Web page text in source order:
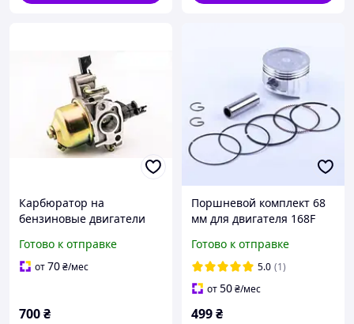
Карбюратор на
бензиновые двигатели
Готово к отправке
от70₴/мес
700₴
Поршневой комплект 68
мм для двигателя 168F
Готово к отправке
5.0 (1)
от50₴/мес
499₴